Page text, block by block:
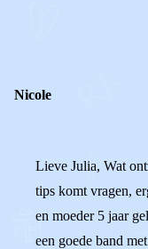
Nicole
Lieve Julia, Wat
tips komt vragen,
en moeder 5 jaar
een goede band